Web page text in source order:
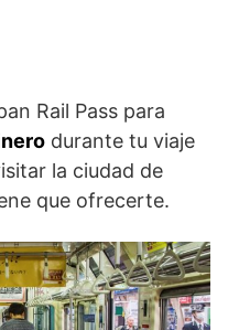
Rail Pass para
durante tu viaje
la ciudad de
que ofrecerte.